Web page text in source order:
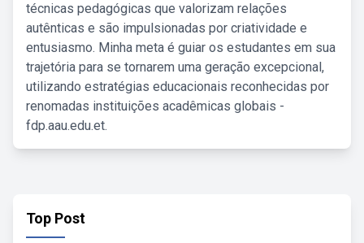
técnicas pedagógicas que valorizam relações
autênticas e são impulsionadas por criatividade e
entusiasmo. Minha meta é guiar os estudantes em sua
trajetória para se tornarem uma geração excepcional,
utilizando estratégias educacionais reconhecidas por
renomadas instituições acadêmicas globais -
fdp.aau.edu.et.
Top Post